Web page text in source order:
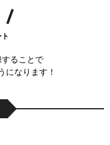
ることで
になります！